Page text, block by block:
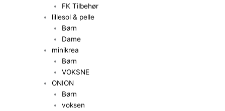
FK Tilbehør
lillesol & pelle
Børn
Dame
minikrea
Børn
VOKSNE
ONION
Børn
voksen